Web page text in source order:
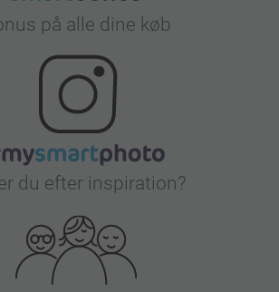
på alle dine køb
du efter inspiration?